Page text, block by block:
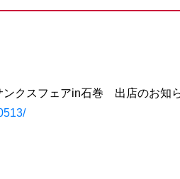
クスフェアin石巻 出店のお知